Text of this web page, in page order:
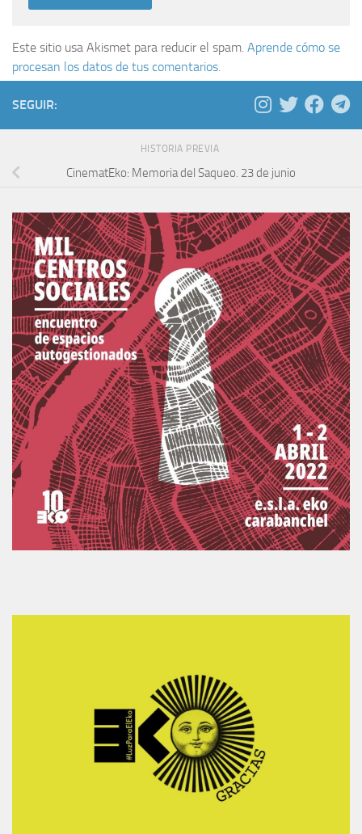
Este sitio usa Akismet para reducir el spam. Aprende cómo se
procesan los datos de tus comentarios.
SEGUIR:
HISTORIA PREVIA
CinematEko: Memoria del Saqueo. 23 de junio